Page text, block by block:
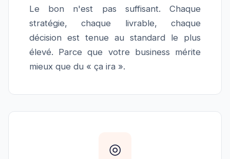
Le bon n'est pas suffisant. Chaque
stratégie, chaque livrable, chaque
décision est tenue au standard le plus
élevé. Parce que votre business mérite
mieux que du « ça ira ».
◎